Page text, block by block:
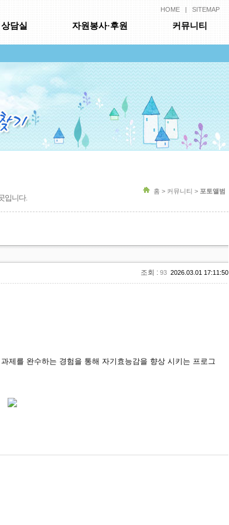
HOME | SITEMAP
상담실 자원봉사·후원 커뮤니티
홈 > 커뮤니티 > 포토앨범
입니다.
조회 : 93 2026.03.01 17:11:50
를 완수하는 경험을 통해 자기효능감을 향상 시키는 프로그